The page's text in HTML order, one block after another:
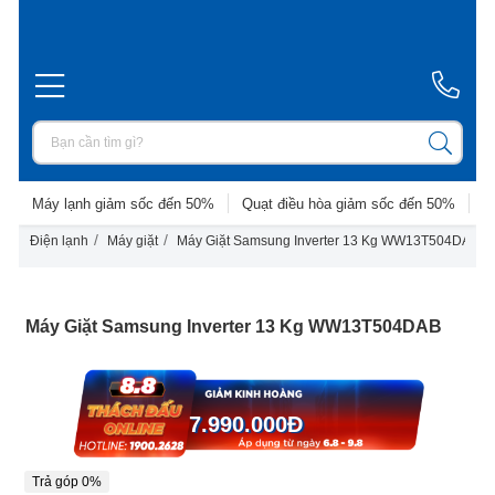
Máy lạnh giảm sốc đến 50% Quạt điều hòa giảm sốc đến 50%
Điện lạnh / Máy giặt / Máy Giặt Samsung Inverter 13 Kg WW13T504DAB
Máy Giặt Samsung Inverter 13 Kg WW13T504DAB
7.990.000Đ
Trả góp 0%